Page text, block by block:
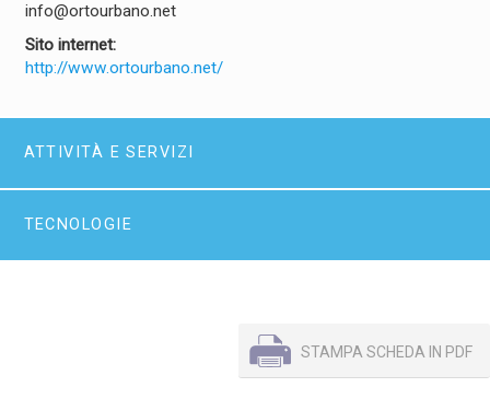
info@ortourbano.net
Sito internet:
http://www.ortourbano.net/
ATTIVITÀ E SERVIZI
TECNOLOGIE
STAMPA SCHEDA IN PDF